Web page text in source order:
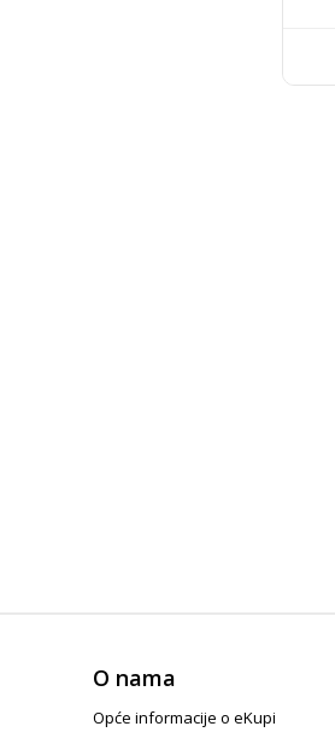
O nama
Opće informacije o eKupi